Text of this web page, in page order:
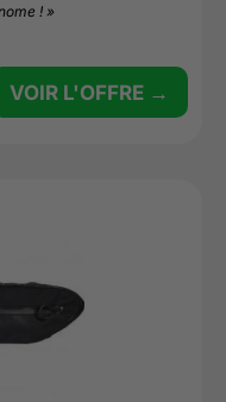
! »
VOIR L'OFFRE →